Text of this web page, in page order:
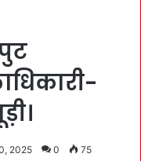
2025 0 75